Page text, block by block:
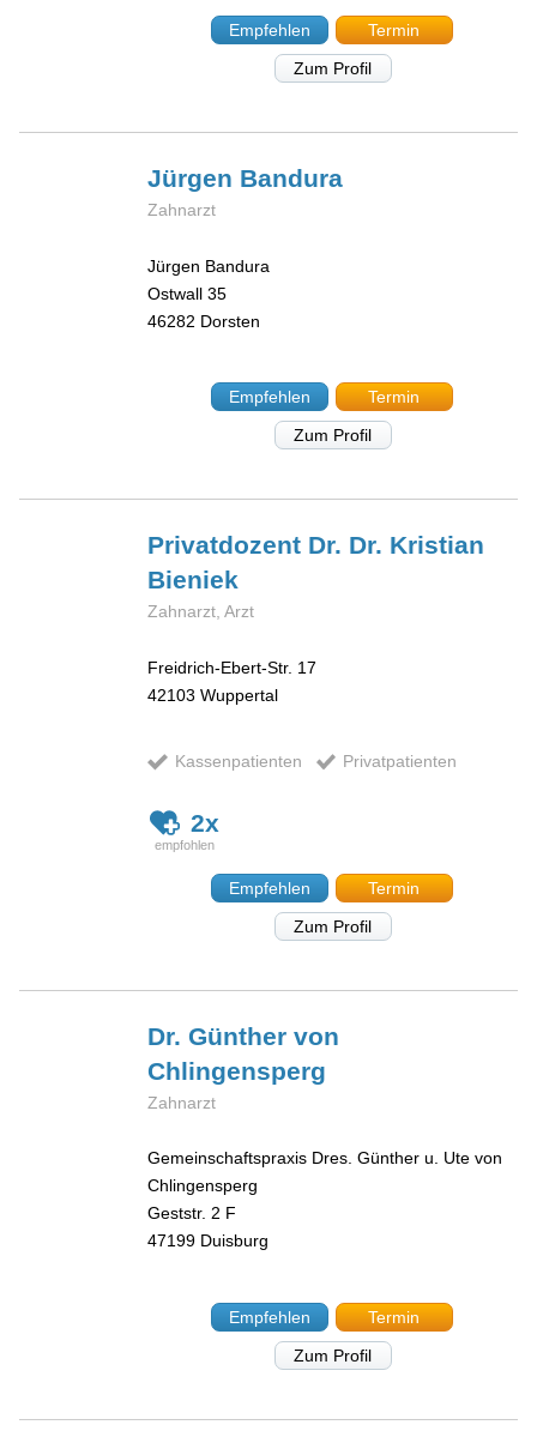
Empfehlen
Termin
Zum Profil
Jürgen Bandura
Zahnarzt
Jürgen Bandura
Ostwall 35
46282 Dorsten
Empfehlen
Termin
Zum Profil
Privatdozent Dr. Dr. Kristian
Bieniek
Zahnarzt, Arzt
Freidrich-Ebert-Str. 17
42103 Wuppertal
Kassenpatienten Privatpatienten
2x
Empfehlen
Termin
Zum Profil
Dr. Günthervon
Chlingensperg
Zahnarzt
Gemeinschaftspraxis Dres. Günther u. Ute von
Chlingensperg
Geststr. 2 F
47199 Duisburg
Empfehlen
Termin
Zum Profil